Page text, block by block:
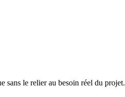
sans le relier au besoin réel du projet.